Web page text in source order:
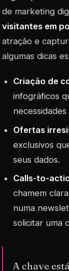
de marketing
visitantes em
atração e
algumas dicas
Criação de
infográficos
Ofertas
exclusivos
seus dados.
Calls-to-
chamem
numa
solicitar uma
A chave